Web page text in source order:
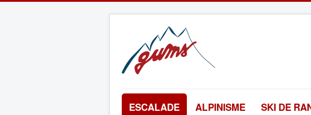
ESCALADE ALPINISME SKI DE